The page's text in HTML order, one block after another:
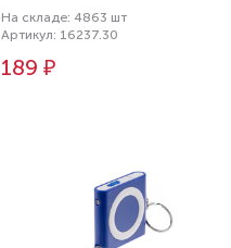
На складе: 4863 шт
Артикул: 16237.30
189 ₽